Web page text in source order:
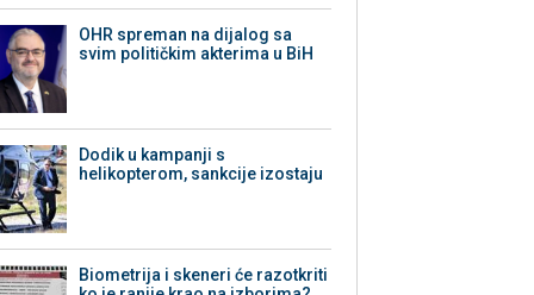
OHR spreman na dijalog sa
svim političkim akterima u BiH
Dodik u kampanji s
helikopterom, sankcije izostaju
Biometrija i skeneri će razotkriti